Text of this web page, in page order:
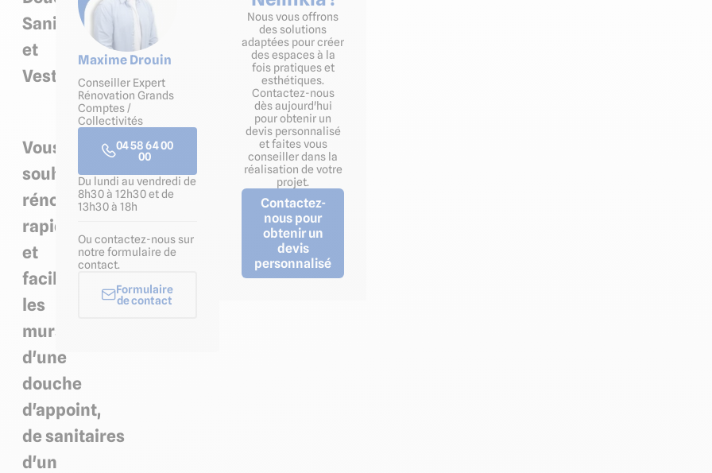
Sanitaires
et
Vestiaires
Vous
souhaitez
rénover
rapidement
et
facilement
les
murs
d'une
douche
d'appoint,
de sanitaires
d'un
Maxime Drouin
Conseiller Expert
Rénovation Grands
Comptes /
Collectivités
04 58 64 00
00
Du lundi au vendredi de
8h30 à 12h30 et de
13h30 à 18h
Ou contactez-nous sur
notre formulaire de
contact.
Formulaire
de contact
Nous vous offrons
des solutions
adaptées pour créer
des espaces à la
fois pratiques et
esthétiques.
Contactez-nous
dès aujourd'hui
pour obtenir un
devis personnalisé
et faites vous
conseiller dans la
réalisation de votre
projet.
Contactez-
nous pour
obtenir un
devis
personnalisé